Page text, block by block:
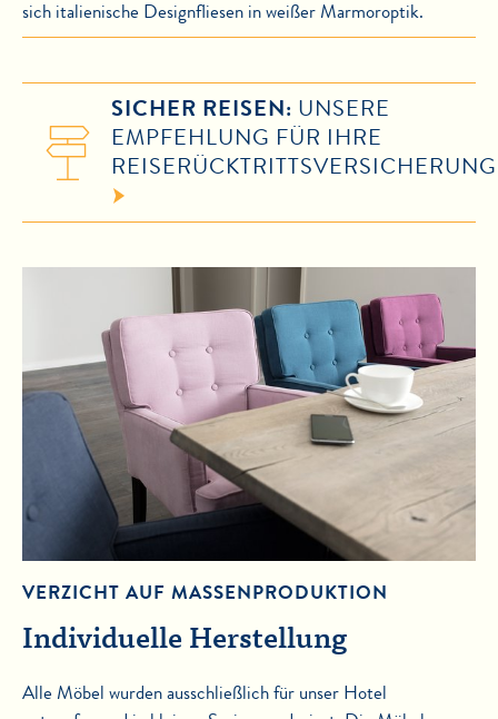
sich italienische Designfliesen in weißer Marmoroptik.
SICHER REISEN: UNSERE
EMPFEHLUNG FÜR IHRE
VERZICHT AUF MASSENPRODUKTION
Individuelle Herstellung
Alle Möbel wurden ausschließlich für unser Hotel